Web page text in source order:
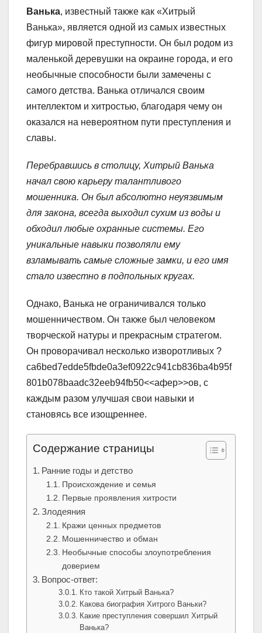
Ванька, известный также как «Хитрый
Ванька», является одной из самых известных
фигур мировой преступности. Он был родом из
маленькой деревушки на окраине города, и его
необычные способности были замечены с
самого детства. Ванька отличался своим
интеллектом и хитростью, благодаря чему он
оказался на невероятном пути преступления и
славы.
Перебравшись в столицу, Хитрый Ванька
начал свою карьеру талантливого
мошенника. Он был абсолютно неуязвимым
для закона, всегда выходил сухим из воды и
обходил любые охранные системы. Его
уникальные навыки позволяли ему
взламывать самые сложные замки, и его имя
стало известно в подпольных кругах.
Однако, Ванька не ограничивался только
мошенничеством. Он также был человеком
творческой натуры и прекрасным стратегом.
Он проворачивал несколько изворотливых ?
ca6bed7edde5fbde0a3ef0922c941cb836ba4b95f
801b078baadc32eeb94fb50<<афер>>ов, с
каждым разом улучшая свои навыки и
становясь все изощреннее.
Содержание страницы
Ранние годы и детство
Происхождение и семья
Первые проявления хитрости
Злодеяния
Кражи ценных предметов
Мошенничество и обман
Необычные способы злоупотребления
доверием
Вопрос-ответ:
Кто такой Хитрый Ванька?
Какова биография Хитрого Ваньки?
Какие преступления совершил Хитрый
Ванька?